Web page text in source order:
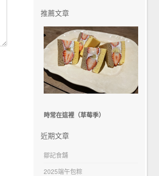
推薦文章
時常在這裡（草莓季）
近期文章
鄒記食舖
2025端午包粽